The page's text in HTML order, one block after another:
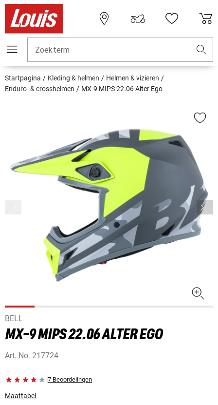
Zoekterm
Startpagina Kleding & helmen
Helmen & vizieren
Enduro- & crosshelmen
MX-9 MIPS 22.06 Alter Ego
BELL
MX-9 MIPS 22.06 ALTER EGO
Art. No. 217724
|7 Beoordelingen
Maattabel